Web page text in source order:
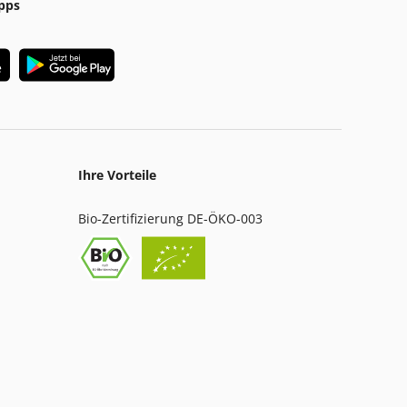
Ihre Vorteile
Bio-Zertifizierung DE-ÖKO-003